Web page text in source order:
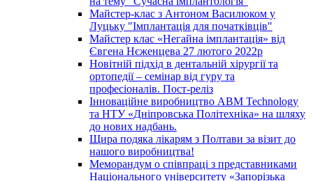
Майстер-клас з Антоном Василюком у
Луцьку "Імплантація для початківців"
Майстер клас «Негайна імплантація» від
Євгена Нєженцева 27 лютого 2022р
Новітній підхід в дентальній хірургії та
ортопедії – семінар від гуру та
професіоналів. Пост-реліз
Інноваційне виробництво ABM Technology
та НТУ «Дніпровська Політехніка» на шляху
до нових надбань.
Щира подяка лікарям з Полтави за візит до
нашого виробництва!
Меморандум о співпраці з представниками
Національного університету «Запорізька